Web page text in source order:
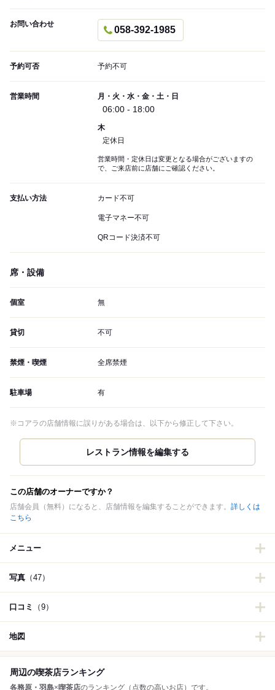
お問い合わせ
058-392-1985
予約可否 予約不可
営業時間 月・火・水・金・土・日
06:00 - 18:00
木
定休日
営業時間・定休日は変更となる場合がございますの
で、ご来店前に店舗にご確認ください。
支払い方法 カード不可
電子マネー不可
QRコード決済不可
席・設備
個室 無
貸切 不可
禁煙・喫煙 全席禁煙
駐車場 有
※コアラの店舗情報に誤りがある場合は、以下から修正して下さい。
この店舗のオーナーですか？
店舗会員（無料）になると、店舗情報を編集することができます。 詳しくは
こちら
メニュー
写真 （47）
口コミ （9）
地図
周辺の喫茶店ランキング
各務原・羽島×喫茶店のランキング（点数の高いお店）です。